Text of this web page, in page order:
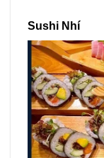
Sushi Nhí